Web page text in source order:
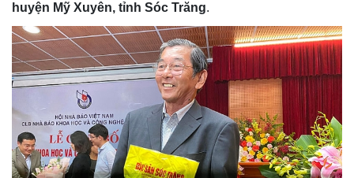
huyện Mỹ Xuyên, tỉnh Sóc Trăng.